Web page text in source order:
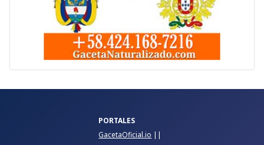
PORTALES
GacetaOficial.io ||